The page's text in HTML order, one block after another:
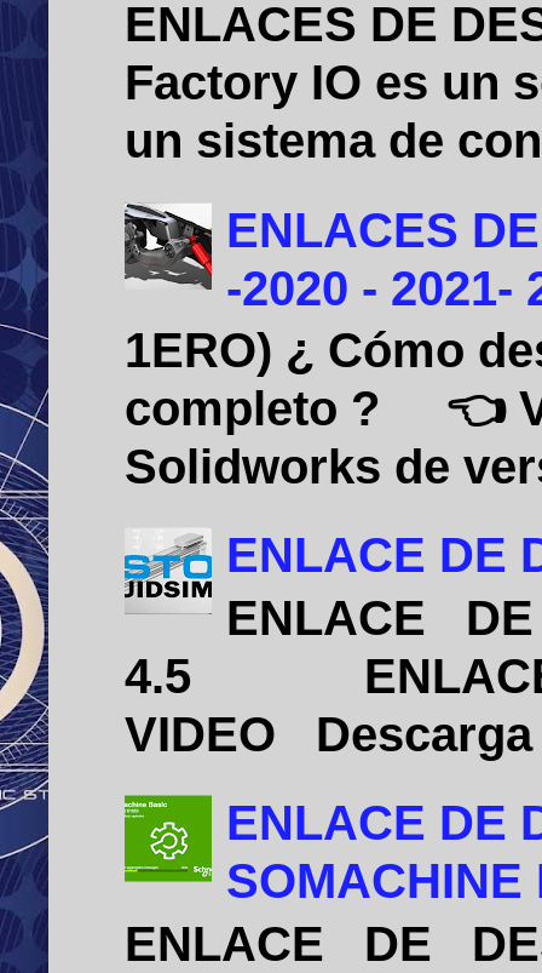
ENLACES DE
Factory IO es un
un sistema de
ENLACES
-2020 - 2021-
1ERO) ¿ Cómo
completo ? 👈
Solidworks de
ENLACE DE
ENLACE
4.5 ENLACE
VIDEO
ENLACE DE
SOMACHINE
ENLACE DE